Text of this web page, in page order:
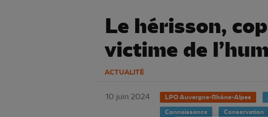
Le hérisson,
victime de
ACTUALITÉ
10 juin 2024 LPO Auvergne-Rhône-Alpes
Connaissance
Conservation